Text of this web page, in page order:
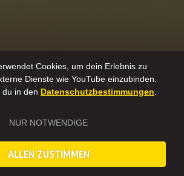
Cookies, um dein Erlebnis zu
Dienste wie YouTube einzubinden.
in den Datenschutzbestimmungen.
NUR NOTWENDIGE
ALLEN ZUSTIMMEN